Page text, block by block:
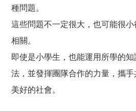
種問題。
這些問題不一定很大，也可能很
相關。
即使是小學生，也能運用所學的
法，並發揮團隊合作的力量，攜
美好的社會。